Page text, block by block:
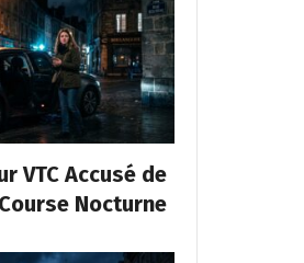
VTC Accusé de
Nocturne